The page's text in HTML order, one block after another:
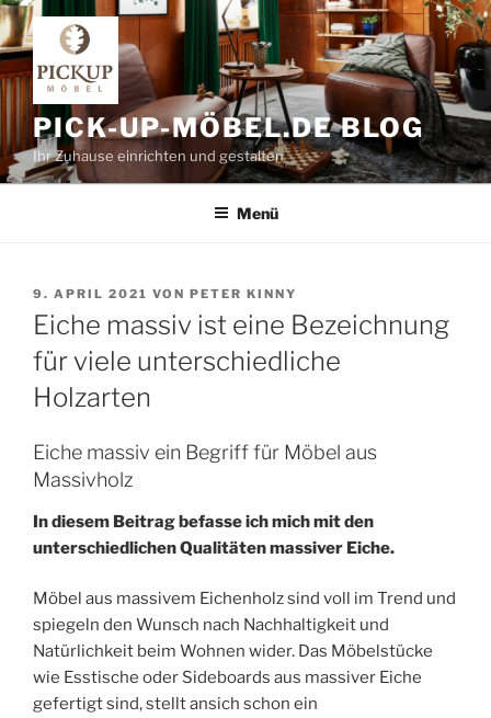
Zum
Inhalt
springen
PICK-UP-MÖBEL.DE BLOG
Ihr Zuhause einrichten und gestalten
Menü
VERÖFFENTLICHT
AM
9. APRIL 2021 VON PETER KINNY
Eiche massiv ist eine Bezeichnung
für viele unterschiedliche
Holzarten
Eiche massiv ein Begriff für Möbel aus
Massivholz
In diesem Beitrag befasse ich mich mit den
unterschiedlichen Qualitäten massiver Eiche.
Möbel aus massivem Eichenholz sind voll im Trend und
spiegeln den Wunsch nach Nachhaltigkeit und
Natürlichkeit beim Wohnen wider. Das Möbelstücke
wie Esstische oder Sideboards aus massiver Eiche
gefertigt sind, stellt ansich schon ein